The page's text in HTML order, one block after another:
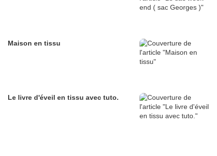
Maison en tissu
Le livre d'éveil en tissu avec tuto.